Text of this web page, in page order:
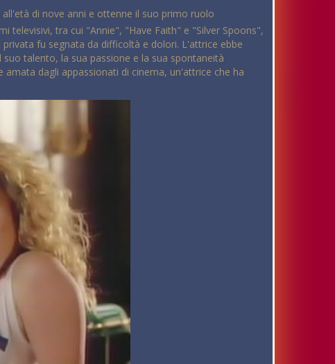
di nove anni e ottenne il suo primo ruolo
televisivi, tra cui "Annie", "Have Faith" e "Silver Spoons",
privata fu segnata da difficoltà e dolori. L'attrice ebbe
talento, la sua passione e la sua spontaneità
dagli appassionati di cinema, un'attrice che ha